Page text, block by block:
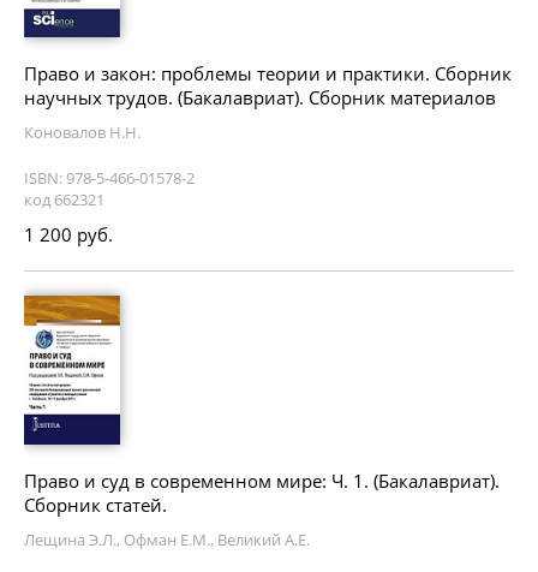
Право и закон: проблемы теории и практики. Сборник
научных трудов. (Бакалавриат). Сборник материалов
Коновалов Н.Н.
ISBN: 978-5-466-01578-2
код 662321
1 200 руб.
Право и суд в современном мире: Ч. 1. (Бакалавриат).
Сборник статей.
Лещина Э.Л., Офман Е.М., Великий А.Е.